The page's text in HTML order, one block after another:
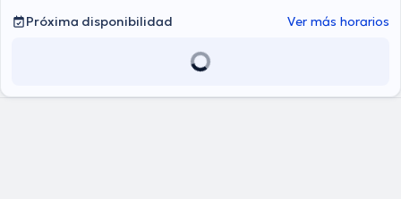
Próxima disponibilidad
Ver más horarios